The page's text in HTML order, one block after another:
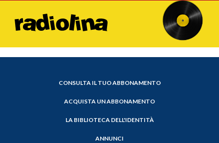
CONSULTA IL TUO ABBONAMENTO
ACQUISTA UN ABBONAMENTO
LA BIBLIOTECA DELL'IDENTITÀ
ANNUNCI